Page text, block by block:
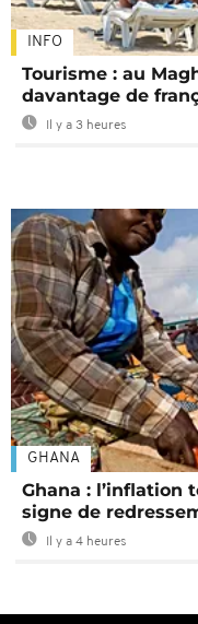
INFO
Tourisme : au
davantage de
Il y a 3 heures
GHANA
Ghana : l’inflation
signe de
Il y a 4 heures